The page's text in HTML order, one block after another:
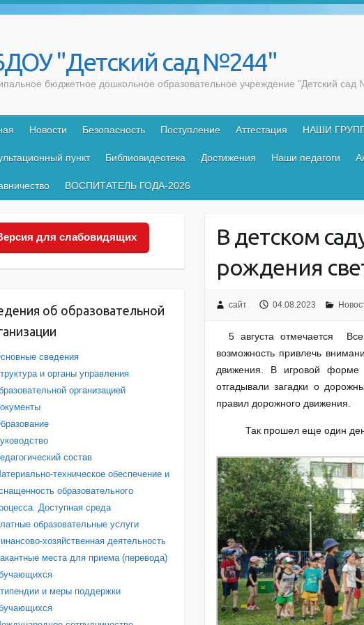
"Детский сад №244"
бюджетное дошкольное образовательное учреждение "Детский сад
Новости Безопасность Поступление Аттестация НАШИ
пункт Библиовидеотека Достижения Наши педагоги
ВОСПИТАТЕЛЬ ГОДА-2026
В детском
рождения
сайт 04.08.2023
5 августа отмечается
возможность привлечь
движения. В игровой форме
отгадывали загадки о
правил дорожного движения.
Так прошел еще один
для слабовидящих
об образовательной
сведения
и органы управления
организацией
состав
техническое обеспечение и
образовательного
Доступная среда
образовательные услуги
хозяйственная деятельность
места для приема (перевода)
и меры поддержки